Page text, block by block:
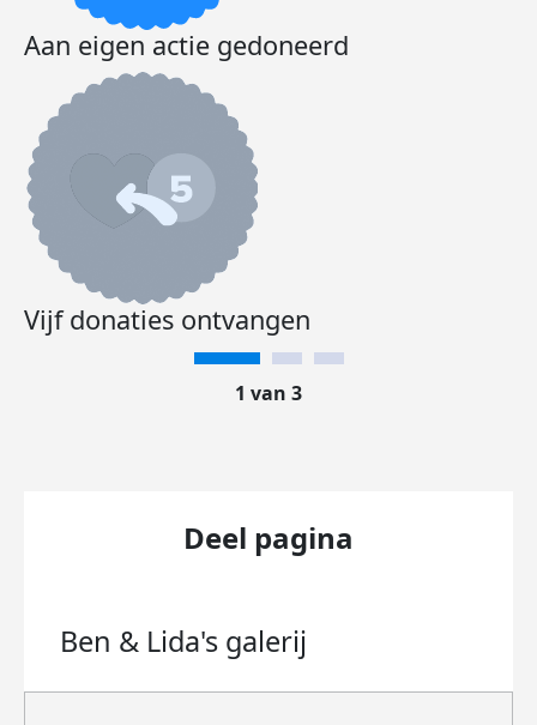
Aan eigen actie gedoneerd
Vijf donaties ontvangen
1 van 3
Deel pagina
Ben & Lida's galerij